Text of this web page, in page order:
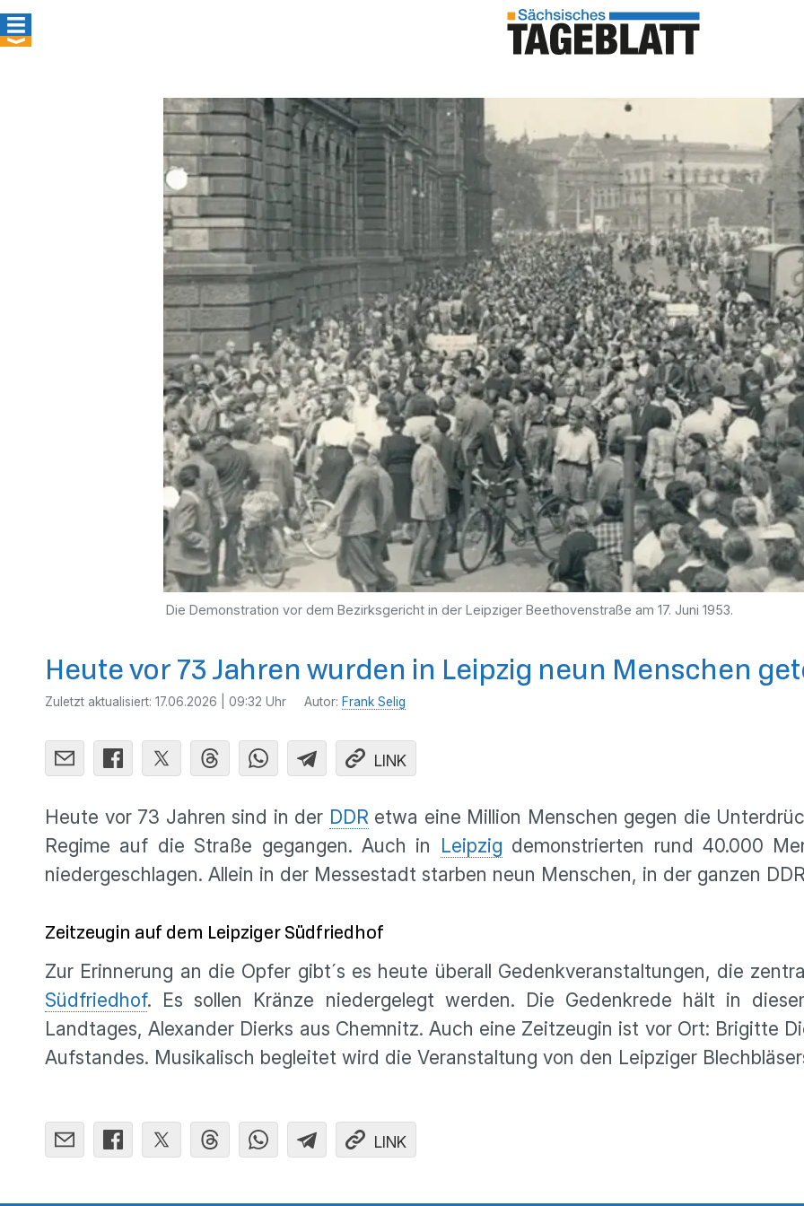
Die Demonstration vor dem Bezirksgericht in der Leipziger Beethovenstraße am 17. Juni 1953.
Heute vor 73 Jahren wurden in Leipzig neun Menschen
Zuletzt aktualisiert: 17.06.2026 | 09:32 Uhr Autor: Frank Selig
LINK
Heute vor 73 Jahren sind in der DDR etwa eine Million Menschen gegen die
Regime auf die Straße gegangen. Auch in Leipzig demonstrierten rund 40.000
niedergeschlagen. Allein in der Messestadt starben neun Menschen, in der ganzen
Zeitzeugin auf dem Leipziger Südfriedhof
Zur Erinnerung an die Opfer gibt´s es heute überall Gedenkveranstaltungen, die
Südfriedhof. Es sollen Kränze niedergelegt werden. Die Gedenkrede hält in
Landtages, Alexander Dierks aus Chemnitz. Auch eine Zeitzeugin ist vor Ort: Brigitte
Aufstandes. Musikalisch begleitet wird die Veranstaltung von den Leipziger
LINK